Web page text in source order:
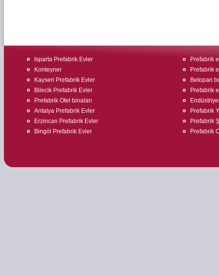
Isparta Prefabrik Evler
Konteyner
Kayseri Prefabrik Evler
Bilecik Prefabrik Evler
Prefabrik Otel binaları
Antalya Prefabrik Evler
Erzincan Prefabrik Evler
Bingöl Prefabrik Evler
Prefabrik
Prefabrik
Betopan
Prefabrik
Prefabrik
Prefabrik
Prefabrik